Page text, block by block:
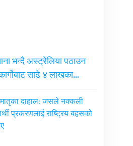
भन्दै अस्ट्रेलिया पठाउन
साढे ४ लाखका…